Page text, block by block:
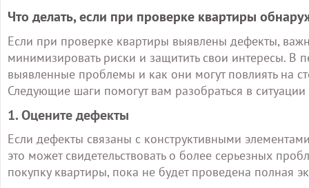
Что делать, если при проверке квартиры
Если при проверке квартиры выявлены дефекты,
минимизировать риски и защитить свои интересы. В
выявленные проблемы и как они могут повлиять на
Следующие шаги помогут вам разобраться в
1. Оцените дефекты
Если дефекты связаны с конструктивными
это может свидетельствовать о более серьезных
покупку квартиры, пока не будет проведена полная